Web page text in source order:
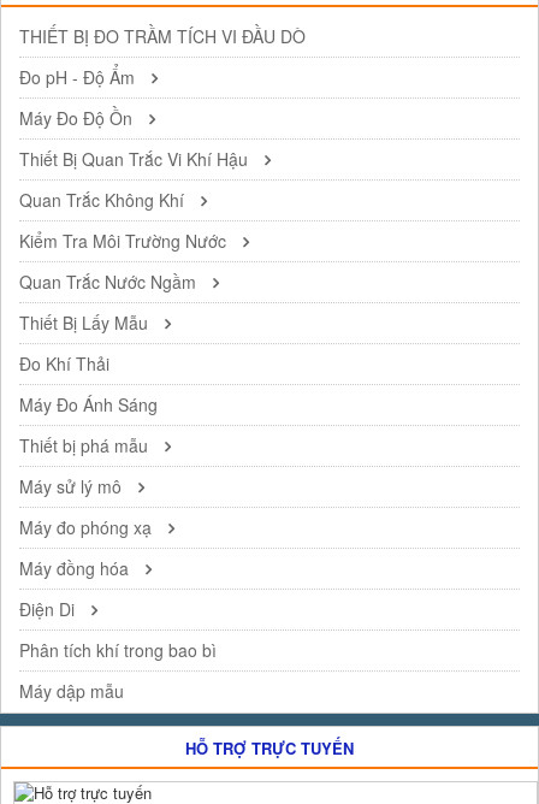
THIẾT BỊ ĐO TRẦM TÍCH VI ĐẦU DÒ
Đo pH - Độ Ẩm
Máy Đo Độ Ồn
Thiết Bị Quan Trắc Vi Khí Hậu
Quan Trắc Không Khí
Kiểm Tra Môi Trường Nước
Quan Trắc Nước Ngầm
Thiết Bị Lấy Mẫu
Đo Khí Thải
Máy Đo Ánh Sáng
Thiết bị phá mẫu
Máy sử lý mô
Máy đo phóng xạ
Máy đồng hóa
Điện Di
Phân tích khí trong bao bì
Máy dập mẫu
HỖ TRỢ TRỰC TUYẾN